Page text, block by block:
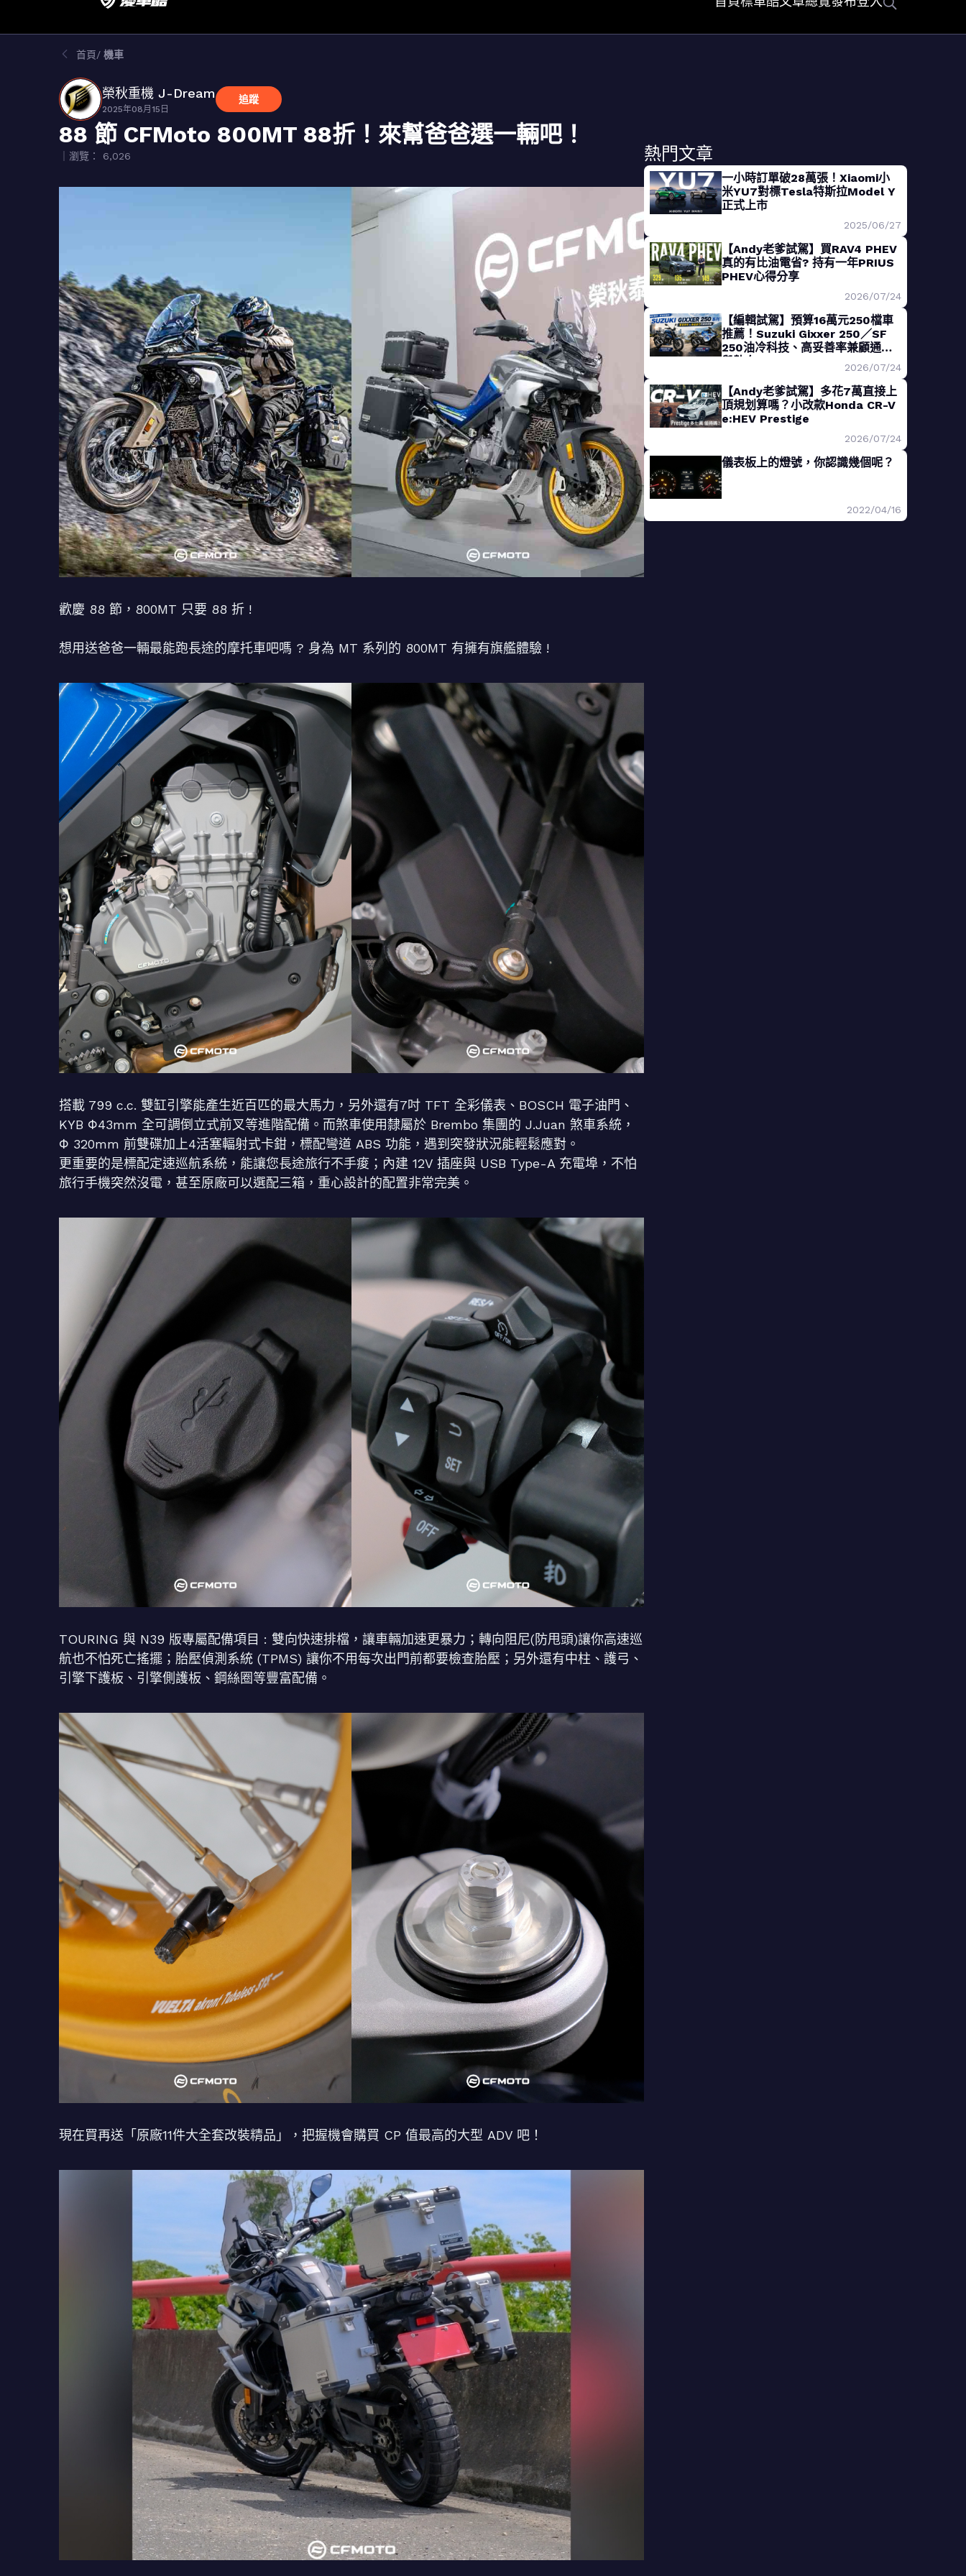
首頁 機車
榮秋重機 J-Dream
2025年08月15日
追蹤
88 節 CFMoto 800MT 88折！來幫爸爸選一輛吧！
｜瀏覽： 6,026
歡慶 88 節，800MT 只要 88 折 !
想用送爸爸一輛最能跑長途的摩托車吧嗎 ? 身為 MT 系列的 800MT 有擁有旗艦體驗 !
搭載 799 c.c. 雙缸引擎能產生近百匹的最大馬力，另外還有7吋 TFT 全彩儀表、BOSCH 電子油門、
KYB Φ43mm 全可調倒立式前叉等進階配備。而煞車使用隸屬於 Brembo 集團的 J.Juan 煞車系統，
Φ 320mm 前雙碟加上4活塞輻射式卡鉗，標配彎道 ABS 功能，遇到突發狀況能輕鬆應對。
更重要的是標配定速巡航系統，能讓您長途旅行不手痠；內建 12V 插座與 USB Type-A 充電埠，不怕
旅行手機突然沒電，甚至原廠可以選配三箱，重心設計的配置非常完美。
TOURING 與 N39 版專屬配備項目 : 雙向快速排檔，讓車輛加速更暴力；轉向阻尼(防甩頭)讓你高速巡
航也不怕死亡搖擺；胎壓偵測系統 (TPMS) 讓你不用每次出門前都要檢查胎壓；另外還有中柱、護弓、
引擎下護板、引擎側護板、鋼絲圈等豐富配備。
現在買再送「原廠11件大全套改裝精品」，把握機會購買 CP 值最高的大型 ADV 吧！
熱門文章
一小時訂單破28萬張！Xiaomi小
米YU7對標Tesla特斯拉Model Y
正式上市
2025/06/27
【Andy老爹試駕】買RAV4 PHEV
真的有比油電省? 持有一年PRIUS
PHEV心得分享
2026/07/24
【編輯試駕】預算16萬元250檔車
推薦！Suzuki Gixxer 250／SF
250油冷科技、高妥善率兼顧通勤
與熱血
2026/07/24
【Andy老爹試駕】多花7萬直接上
頂規划算嗎？小改款Honda CR-V
e:HEV Prestige
2026/07/24
儀表板上的燈號，你認識幾個呢？
2022/04/16